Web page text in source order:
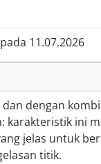
11.07.2026
dengan
karakteristik ini
jelas untuk
titik.